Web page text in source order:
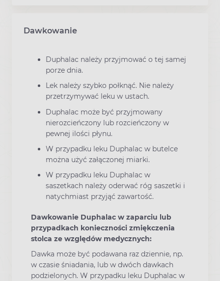
Dawkowanie
Duphalac należy przyjmować o tej samej
porze dnia.
Lek należy szybko połknąć. Nie należy
przetrzymywać leku w ustach.
Duphalac może być przyjmowany
nierozcieńczony lub rozcieńczony w
pewnej ilości płynu.
W przypadku leku Duphalac w butelce
można użyć załączonej miarki.
W przypadku leku Duphalac w
saszetkach należy oderwać róg saszetki i
natychmiast przyjąć zawartość.
Dawkowanie Duphalac w zaparciu lub
przypadkach konieczności zmiękczenia
stolca ze względów medycznych:
Dawka może być podawana raz dziennie, np.
w czasie śniadania, lub w dwóch dawkach
podzielonych. W przypadku leku Duphalac w